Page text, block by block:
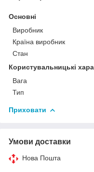
Основні
Виробник
Країна виробник
Стан
Користувальницькі
Вага
Тип
Приховати
Умови доставки
Нова Пошта